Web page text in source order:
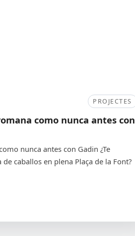
PROJECTES
como nunca antes con
nunca antes con Gadin ¿Te
caballos en plena Plaça de la Font?